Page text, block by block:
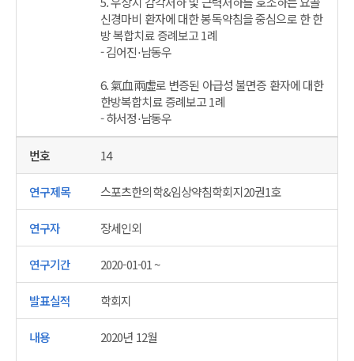
신경마비 환자에 대한 봉독약침을 중심으로 한 한
방 복합치료 증례보고 1례
- 김어진⋅남동우
6. 氣血兩虛로 변증된 아급성 불면증 환자에 대한
한방복합치료 증례보고 1례
- 하서정⋅남동우
14
스포츠한의학&임상약침학회지20권1호
장세인외
2020-01-01 ~
학회지
2020년 12월